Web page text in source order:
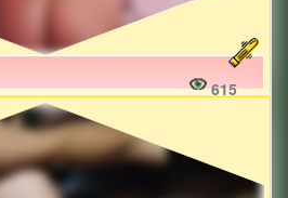
615